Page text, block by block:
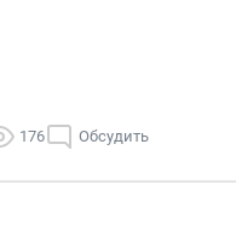
176 Обсудить